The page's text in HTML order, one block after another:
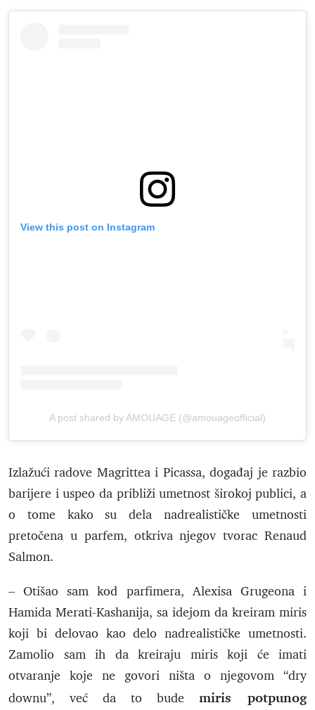
View this post on Instagram
A post shared by AMOUAGE (@amouageofficial)
Izlažući radove Magrittea i Picassa, događaj je razbio
barijere i uspeo da približi umetnost širokoj publici, a
o tome kako su dela nadrealističke umetnosti
pretočena u parfem, otkriva njegov tvorac Renaud
Salmon.
– Otišao sam kod parfimera, Alexisa Grugeona i
Hamida Merati-Kashanija, sa idejom da kreiram miris
koji bi delovao kao delo nadrealističke umetnosti.
Zamolio sam ih da kreiraju miris koji će imati
otvaranje koje ne govori ništa o njegovom “dry
downu”, već da to bude miris potpunog